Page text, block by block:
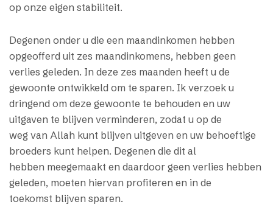
op onze eigen stabiliteit.
Degenen onder u die een maandinkomen hebben
opgeofferd uit zes maandinkomens, hebben geen
verlies geleden. In deze zes maanden heeft u de
gewoonte ontwikkeld om te sparen. Ik verzoek u
dringend om deze gewoonte te behouden en uw
uitgaven te blijven verminderen, zodat u op de
weg van Allah kunt blijven uitgeven en uw behoeftige
broeders kunt helpen. Degenen die dit al
hebben meegemaakt en daardoor geen verlies hebben
geleden, moeten hiervan profiteren en in de
toekomst blijven sparen.